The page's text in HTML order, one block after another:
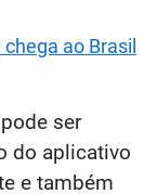
ao Brasil
ser
do aplicativo
e também